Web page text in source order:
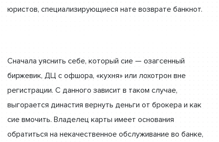
юристов, специализирующиеся нате возврате банкнот.
Сначала уяснить себе, который сие — озагсенный
биржевик, ДЦ с офшора, «кухня» или лохотрон вне
регистрации. С данного зависит в таком случае,
выгорается династия вернуть деньги от брокера и как
сие вмочить. Владелец карты имеет основания
обратиться на некачественное обслуживание во банке,